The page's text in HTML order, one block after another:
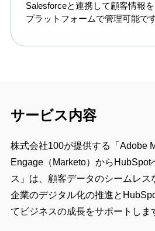
Salesforceと連携して顧客情報
プラットフォームで管理可能です
サービス内容
株式会社100が提供する「Adobe
Engage（Marketo）からHubSpot
ス」は、顧客データのシームレス
企業のデジタル化の推進と
てビジネスの成長をサポートしま